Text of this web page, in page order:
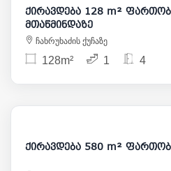
ქირავდება 128 m²
მთაწმინდაზე
ჩახრუხაძის ქუჩაზე
128m² 1 4
ქირავდება 580 m²